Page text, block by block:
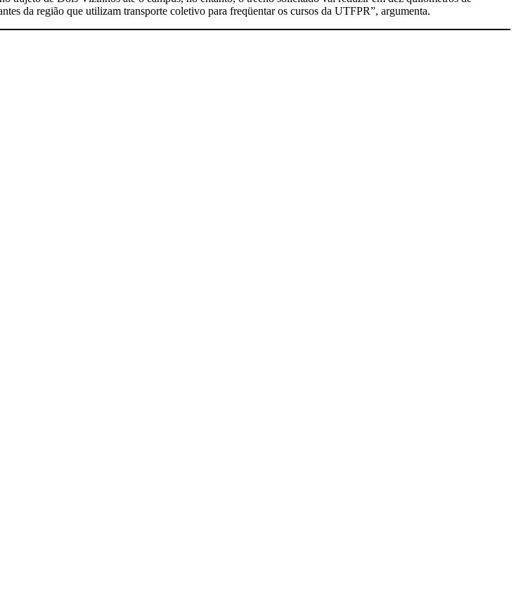
da região que utilizam transporte coletivo para freqüentar os cursos da UTFPR”, argumenta.